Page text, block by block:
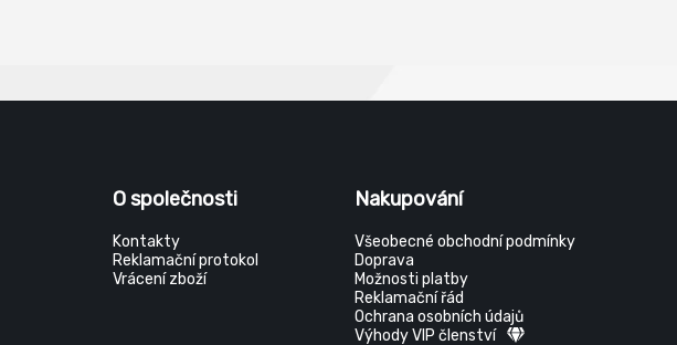
O společnosti
Kontakty
Reklamační protokol
Vrácení zboží
Nakupování
Všeobecné obchodní podmínky
Doprava
Možnosti platby
Reklamační řád
Ochrana osobních údajů
Výhody VIP členství